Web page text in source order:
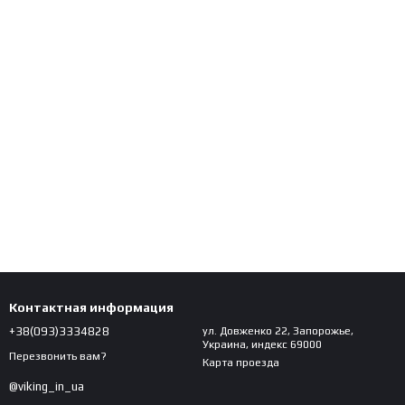
Контактная информация
+38(093)3334828
Перезвонить вам?
@viking_in_ua
ул. Довженко 22, Запорожье,
Украина, индекс 69000
Карта проезда